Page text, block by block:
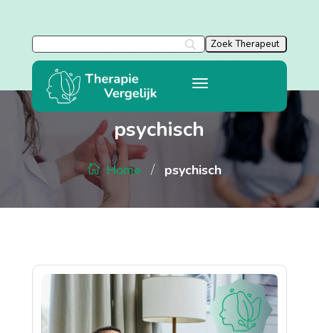
psychisch
Home / psychisch